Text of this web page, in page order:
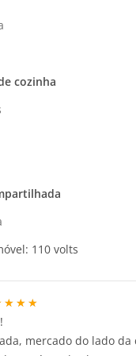
cozinha
110 volts
mercado do lado